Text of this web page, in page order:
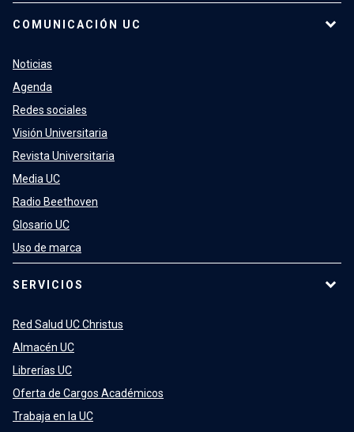
COMUNICACIÓN UC
Noticias
Agenda
Redes sociales
Visión Universitaria
Revista Universitaria
Media UC
Radio Beethoven
Glosario UC
Uso de marca
SERVICIOS
Red Salud UC Christus
Almacén UC
Librerías UC
Oferta de Cargos Académicos
Trabaja en la UC